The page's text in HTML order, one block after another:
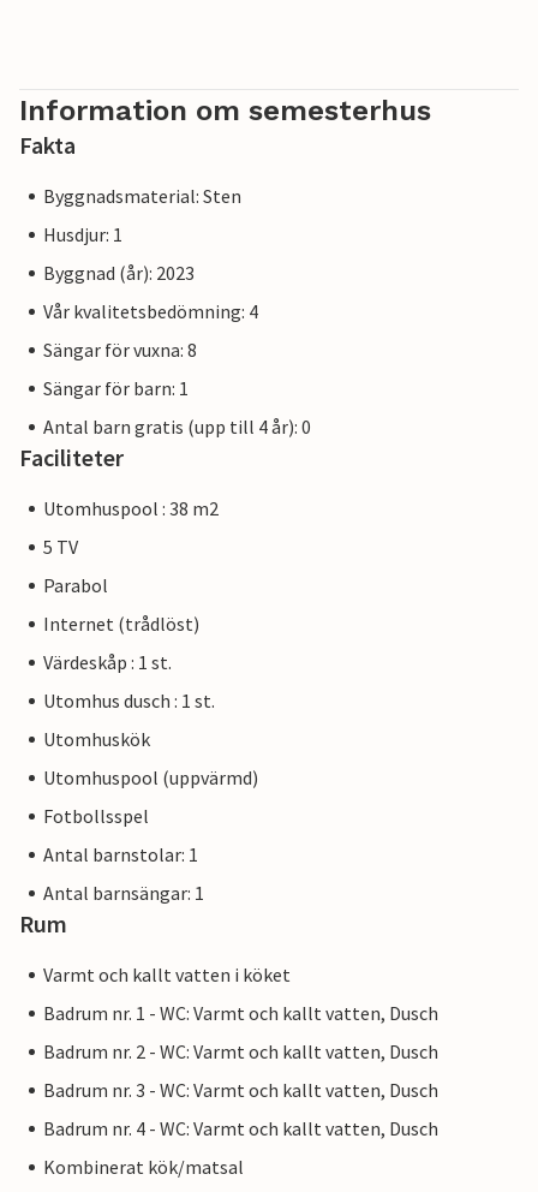
Information om semesterhus
Fakta
Byggnadsmaterial: Sten
Husdjur: 1
Byggnad (år): 2023
Vår kvalitetsbedömning: 4
Sängar för vuxna: 8
Sängar för barn: 1
Antal barn gratis (upp till 4 år): 0
Faciliteter
Utomhuspool : 38 m2
5 TV
Parabol
Internet (trådlöst)
Värdeskåp : 1 st.
Utomhus dusch : 1 st.
Utomhuskök
Utomhuspool (uppvärmd)
Fotbollsspel
Antal barnstolar: 1
Antal barnsängar: 1
Rum
Varmt och kallt vatten i köket
Badrum nr. 1 - WC: Varmt och kallt vatten, Dusch
Badrum nr. 2 - WC: Varmt och kallt vatten, Dusch
Badrum nr. 3 - WC: Varmt och kallt vatten, Dusch
Badrum nr. 4 - WC: Varmt och kallt vatten, Dusch
Kombinerat kök/matsal